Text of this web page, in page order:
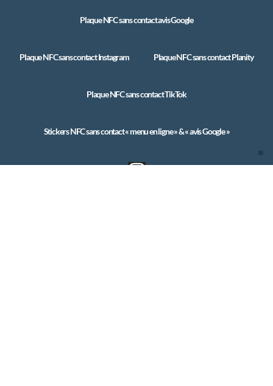
Plaque NFC sans contact avis Google
Plaque NFC sans contact Instagram Plaque NFC sans contact Planity
Plaque NFC sans contact TikTok
Stickers NFC sans contact « menu en ligne » & « avis Google »